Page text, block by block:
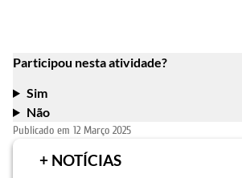
Participou nesta atividade?
Sim
Não
Publicado em 12 Março 2025
+ NOTÍCIAS